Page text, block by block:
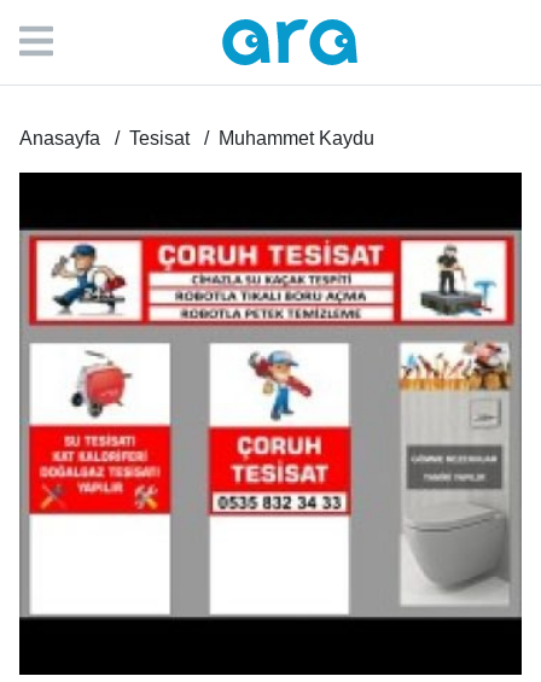
Anasayfa Tesisat Muhammet Kaydu